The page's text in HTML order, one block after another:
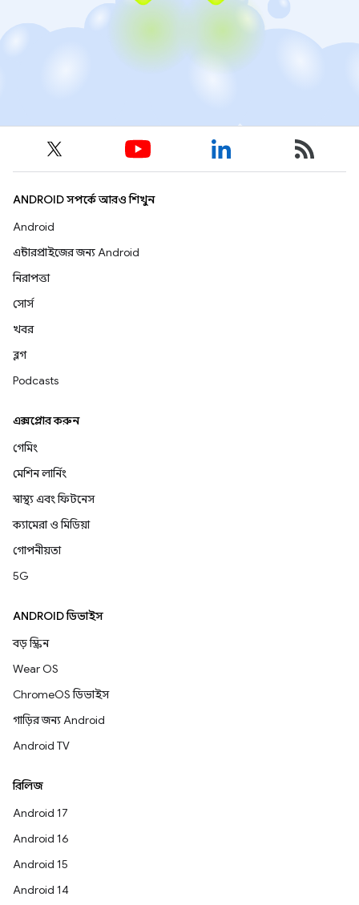
ANDROID সম্পর্কে আরও শিখুন
Android
এন্টারপ্রাইজের জন্য Android
নিরাপত্তা
সোর্স
খবর
ব্লগ
Podcasts
এক্সপ্লোর করুন
গেমিং
মেশিন লার্নিং
স্বাস্থ্য এবং ফিটনেস
ক্যামেরা ও মিডিয়া
গোপনীয়তা
5G
ANDROID ডিভাইস
বড় স্ক্রিন
Wear OS
ChromeOS ডিভাইস
গাড়ির জন্য Android
Android TV
রিলিজ
Android 17
Android 16
Android 15
Android 14